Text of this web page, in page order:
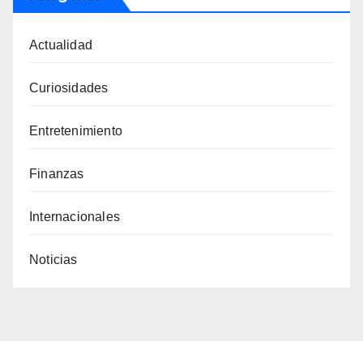
Actualidad
Curiosidades
Entretenimiento
Finanzas
Internacionales
Noticias